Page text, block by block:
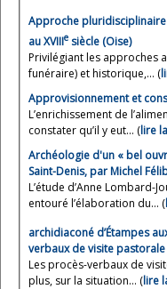
Approche
au XVIIIe siècle (Oise)
Privilégiant les approches
funéraire) et historique,... (
Approvisionnement et
L’enrichissement de
constater qu’il y eut... (lire
Archéologie d'un « bel
Saint-Denis, par Michel
L’étude d’Anne Lombard-
entouré l’élaboration du... (
archidiaconé d’Étampes
verbaux de visite pastorale
Les procès-verbaux de
plus, sur la situation... (lire